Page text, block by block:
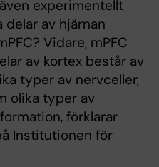
experimentellt
delar av hjärnan
Vidare, mPFC
av kortex består av
typer av nervceller,
olika typer av
förklarar
Institutionen för